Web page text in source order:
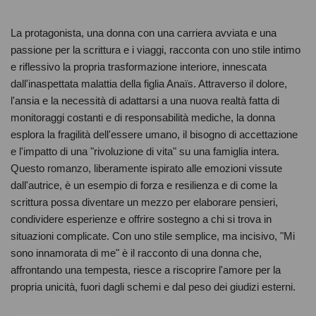
La protagonista, una donna con una carriera avviata e una
passione per la scrittura e i viaggi, racconta con uno stile intimo
e riflessivo la propria trasformazione interiore, innescata
dall'inaspettata malattia della figlia Anaïs. Attraverso il dolore,
l'ansia e la necessità di adattarsi a una nuova realtà fatta di
monitoraggi costanti e di responsabilità mediche, la donna
esplora la fragilità dell'essere umano, il bisogno di accettazione
e l'impatto di una "rivoluzione di vita" su una famiglia intera.
Questo romanzo, liberamente ispirato alle emozioni vissute
dall'autrice, è un esempio di forza e resilienza e di come la
scrittura possa diventare un mezzo per elaborare pensieri,
condividere esperienze e offrire sostegno a chi si trova in
situazioni complicate. Con uno stile semplice, ma incisivo, "Mi
sono innamorata di me" è il racconto di una donna che,
affrontando una tempesta, riesce a riscoprire l'amore per la
propria unicità, fuori dagli schemi e dal peso dei giudizi esterni.